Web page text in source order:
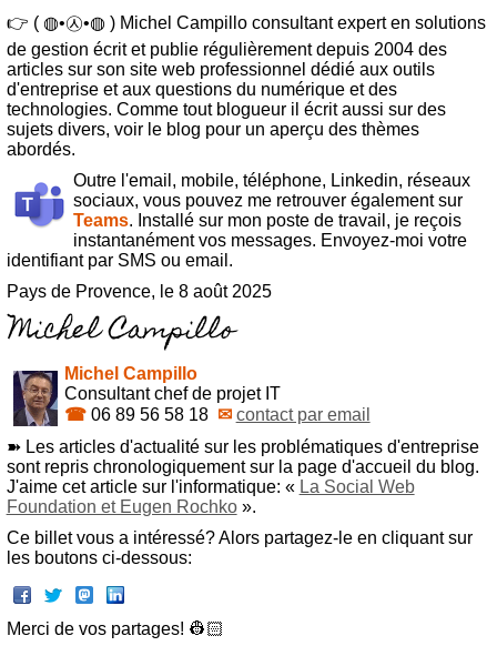
👉 ( ◍•㉦•◍ ) Michel Campillo consultant expert en solutions
de gestion écrit et publie régulièrement depuis 2004 des
articles sur son site web professionnel dédié aux outils
d'entreprise et aux questions du numérique et des
technologies. Comme tout blogueur il écrit aussi sur des
sujets divers, voir le blog pour un aperçu des thèmes
abordés.
Outre l'email, mobile, téléphone, Linkedin, réseaux
sociaux, vous pouvez me retrouver également sur
Teams. Installé sur mon poste de travail, je reçois
instantanément vos messages. Envoyez-moi votre
identifiant par SMS ou email.
Pays de Provence, le 8 août 2025
Michel Campillo
Consultant chef de projet IT
☎ 06 89 56 58 18 ✉ contact par email
➽ Les articles d'actualité sur les problématiques d'entreprise
sont repris chronologiquement sur la page d'accueil du blog.
J'aime cet article sur l'informatique: « La Social Web
Foundation et Eugen Rochko».
Ce billet vous a intéressé? Alors partagez-le en cliquant sur
les boutons ci-dessous:
Merci de vos partages! 👷🏻‍